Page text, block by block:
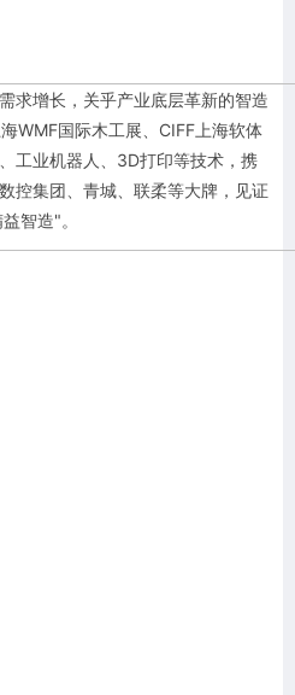
求增长，关乎产业底层革新的智造
WMF国际木工展、CIFF上海软体
工业机器人、3D打印等技术，携
控集团、青城、联柔等大牌，见证
智造"。